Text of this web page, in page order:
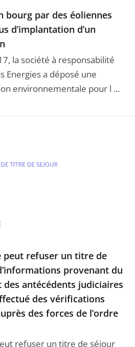
bourg par des éoliennes
d’implantation d’un
la société à responsabilité
Energies a déposé une
environnementale pour l ...
peut refuser un titre de
provenant du
antécédents judiciaires
des vérifications
des forces de l’ordre
refuser un titre de séjour